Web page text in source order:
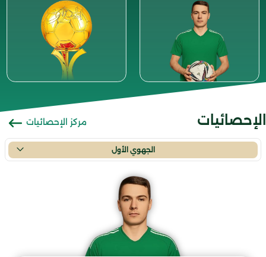
الإحصائيات مركز الإحصائيات
الجهوي الأول